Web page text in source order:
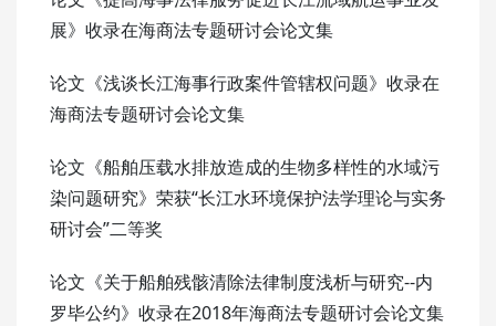
展》收录在海商法专题研讨会论文集
论文《浅谈长江海事行政案件管辖权问题》收录在
海商法专题研讨会论文集
论文《船舶压载水排放造成的生物多样性的水域污
染问题研究》荣获“长江水环境保护法学理论与实务
研讨会”二等奖
论文《关于船舶残骸清除法律制度浅析与研究--内
罗毕公约》收录在2018年海商法专题研讨会论文集